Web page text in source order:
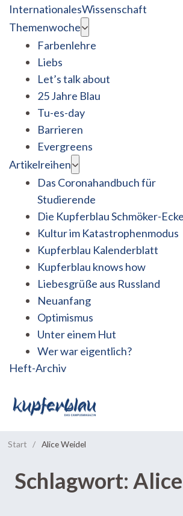
InternationalesWissenschaft
Themenwoche
Farbenlehre
Liebs
Let’s talk about
25 Jahre Blau
Tu-es-day
Barrieren
Evergreens
Artikelreihen
Das Coronahandbuch für
Studierende
Die Kupferblau Schmöker-Ecke
Kultur im Katastrophenmodus
Kupferblau Kalenderblatt
Kupferblau knows how
Liebesgrüße aus Russland
Neuanfang
Optimismus
Unter einem Hut
Wer war eigentlich?
Heft-Archiv
Start / Alice Weidel
Schlagwort: